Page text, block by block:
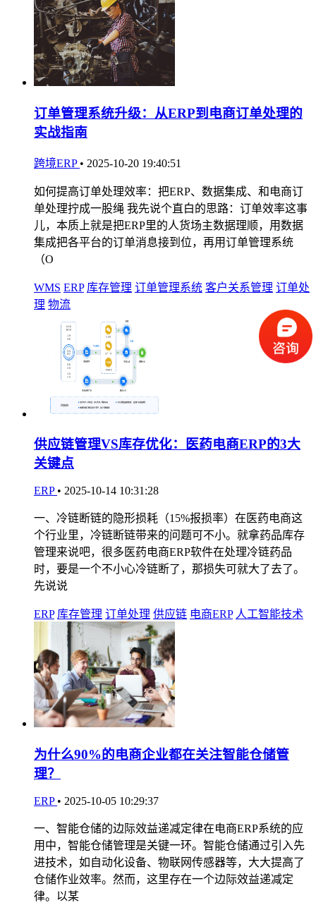
订单管理系统升级：从ERP到电商订单处理的
实战指南
跨境ERP • 2025-10-20 19:40:51
如何提高订单处理效率：把ERP、数据集成、和电商订
单处理拧成一股绳 我先说个直白的思路：订单效率这事
儿，本质上就是把ERP里的人货场主数据理顺，用数据
集成把各平台的订单消息接到位，再用订单管理系统
（O
WMS ERP 库存管理 订单管理系统 客户关系管理 订单处
理 物流
供应链管理VS库存优化：医药电商ERP的3大
关键点
ERP • 2025-10-14 10:31:28
一、冷链断链的隐形损耗（15%报损率）在医药电商这
个行业里，冷链断链带来的问题可不小。就拿药品库存
管理来说吧，很多医药电商ERP软件在处理冷链药品
时，要是一个不小心冷链断了，那损失可就大了去了。
先说说
ERP 库存管理 订单处理 供应链 电商ERP 人工智能技术
为什么90%的电商企业都在关注智能仓储管
理？
ERP • 2025-10-05 10:29:37
一、智能仓储的边际效益递减定律在电商ERP系统的应
用中，智能仓储管理是关键一环。智能仓储通过引入先
进技术，如自动化设备、物联网传感器等，大大提高了
仓储作业效率。然而，这里存在一个边际效益递减定
律。以某